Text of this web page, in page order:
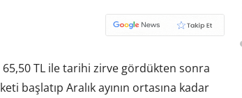
65,50 TL ile tarihi zirve gördükten sonra
başlatıp Aralık ayının ortasına kadar